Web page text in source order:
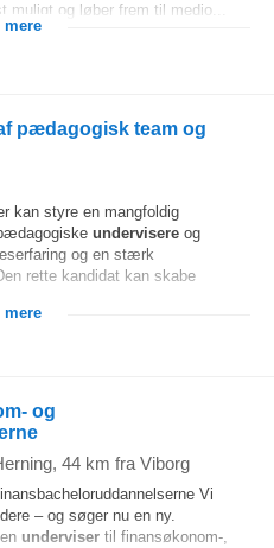
og løber frem til medio...
mere
pædagogisk team og
kan styre en mangfoldig
undervisere og
og en stærk
rette kandidat kan skabe
mere
og
, 44 km fra Viborg
Vi
– og søger nu en ny.
underviser til finansøkonom-,